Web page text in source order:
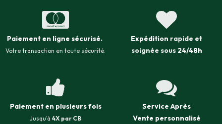
Paiement en ligne sécurisé.
Votre transaction en toute sécurité.
Expédition rapide et
soignée sous 24/48h
Paiement en plusieurs fois
Jusqu'à 4X par CB
Service Après
Vente personnalisé